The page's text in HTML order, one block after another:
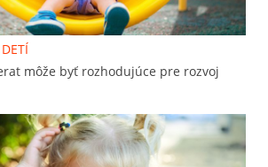
môže byť rozhodujúce pre rozvoj